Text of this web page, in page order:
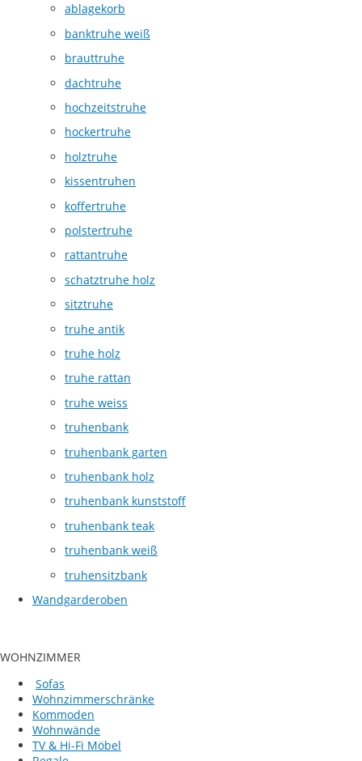
ablagekorb
banktruhe weiß
brauttruhe
dachtruhe
hochzeitstruhe
hockertruhe
holztruhe
kissentruhen
koffertruhe
polstertruhe
rattantruhe
schatztruhe holz
sitztruhe
truhe antik
truhe holz
truhe rattan
truhe weiss
truhenbank
truhenbank garten
truhenbank holz
truhenbank kunststoff
truhenbank teak
truhenbank weiß
truhensitzbank
Wandgarderoben
WOHNZIMMER
Sofas
Wohnzimmerschränke
Kommoden
Wohnwände
TV & Hi-Fi Möbel